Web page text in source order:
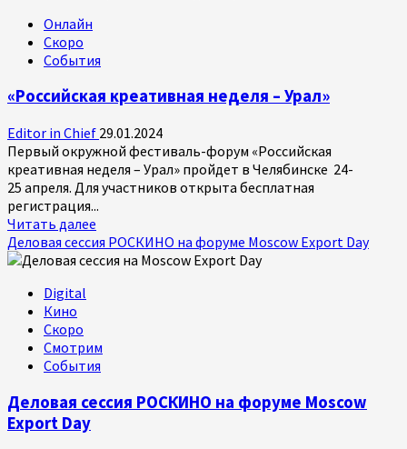
состоится
марта
Онлайн
Скоро
События
«Российская креативная неделя – Урал»
Editor in Chief 29.01.2024
Первый окружной фестиваль-форум «Российская
креативная неделя – Урал» пройдет в Челябинске 24-
25 апреля. Для участников открыта бесплатная
регистрация...
Читать далее
больше
о
Урал»
Деловая сессия РОСКИНО на форуме Moscow Export Day
Digital
Кино
Скоро
Смотрим
События
Деловая сессия РОСКИНО на форуме Moscow
Export Day